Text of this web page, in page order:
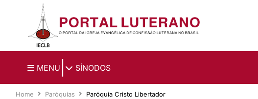
Ir para o conteúdo principal
MENU SÍNODOS
Home Paróquias Paróquia Cristo Libertador